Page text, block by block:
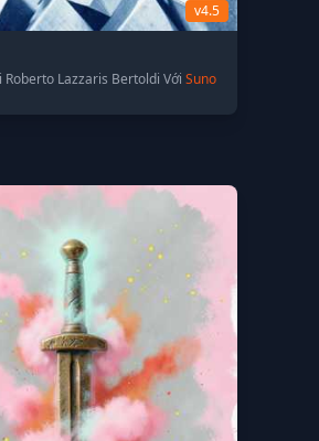
v4.5
Lazzaris Bertoldi Với Suno